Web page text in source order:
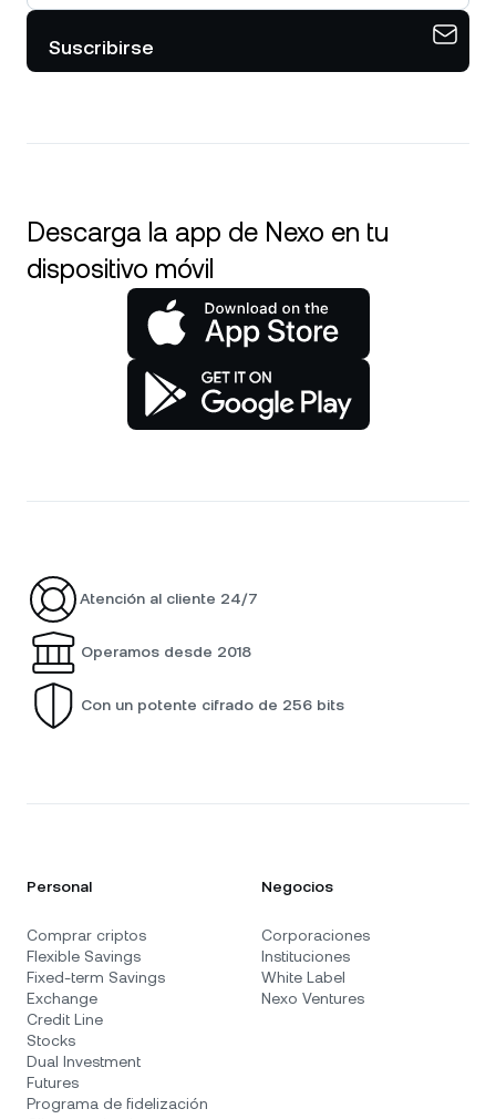
Suscribirse
Descarga la app de Nexo en tu
dispositivo móvil
Atención al cliente 24/7
Operamos desde 2018
Con un potente cifrado de 256 bits
Personal
Comprar criptos
Flexible Savings
Fixed-term Savings
Exchange
Credit Line
Stocks
Dual Investment
Futures
Programa de fidelización
Negocios
Corporaciones
Instituciones
White Label
Nexo Ventures